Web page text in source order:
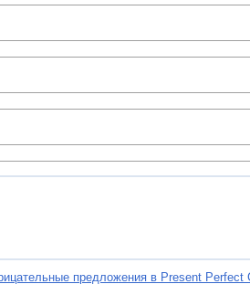
предложения в Present Perfect